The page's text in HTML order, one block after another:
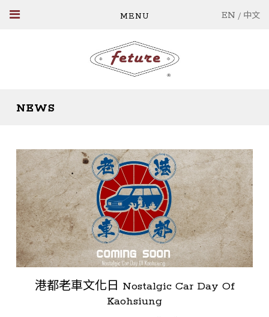
EN / 中文
NEWS
港都老車文化日 Nostalgic Car Day Of
Kaohsiung